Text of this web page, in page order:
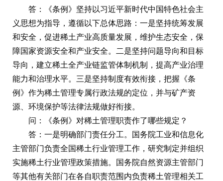
答：《条例》坚持以习近平新时代中国特色社会主
义思想为指导，遵循以下总体思路：一是坚持统筹发展
和安全，促进稀土产业高质量发展，维护生态安全，保
障国家资源安全和产业安全。二是坚持问题导向和目标
导向，建立稀土全产业链监管体制机制，提高产业治理
能力和治理水平。三是坚持制度有效衔接，把握《条
例》作为稀土管理专属行政法规的定位，并与矿产资
源、环境保护等法律法规做好衔接。
问：《条例》对稀土管理职责作了哪些规定？
答：一是明确部门责任分工。国务院工业和信息化
主管部门负责全国稀土行业管理工作，研究制定并组织
实施稀土行业管理政策措施。国务院自然资源主管部门
等其他有关部门在各自职责范围内负责稀土管理相关工